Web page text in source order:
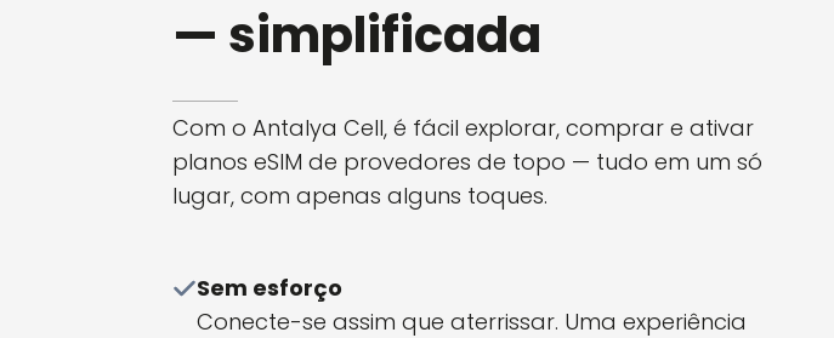
— simplificada
Com o Antalya Cell, é fácil explorar, comprar e ativar
planos eSIM de provedores de topo — tudo em um só
lugar, com apenas alguns toques.
Sem esforço
Conecte-se assim que aterrissar. Uma experiência